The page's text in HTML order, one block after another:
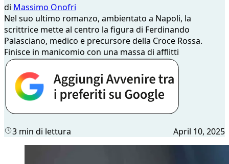
di Massimo Onofri
Nel suo ultimo romanzo, ambientato a Napoli, la
scrittrice mette al centro la figura di Ferdinando
Palasciano, medico e precursore della Croce Rossa.
Finisce in manicomio con una massa di afflitti
3 min di lettura April 10, 2025